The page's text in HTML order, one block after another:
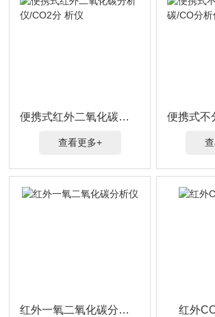
便携式红外二氧化碳分析仪/CO2分 析仪
查看更多+
红外一氧二氧化碳分析仪 红外